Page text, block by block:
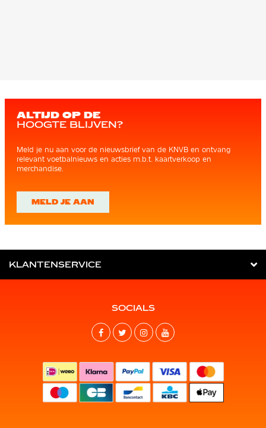
ALTIJD OP DE
HOOGTE BLIJVEN?
Meld je nu aan voor de nieuwsbrief van de KNVB en ontvang
relevant voetbalnieuws en acties m.b.t. kaartverkoop en
merchandise.
MELD JE AAN
KLANTENSERVICE
SOCIALS